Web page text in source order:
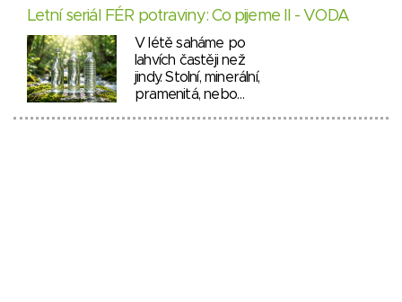
Letní seriál FÉR potraviny: Co pijeme II - VODA
V létě saháme po
lahvích častěji než
jindy. Stolní, minerální,
pramenitá, nebo…